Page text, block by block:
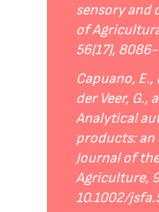
sensory and
of
56(17),
Capuano,
der Veer, G.,
Analytical
products: an
Journal of
Agriculture,
10.1002/